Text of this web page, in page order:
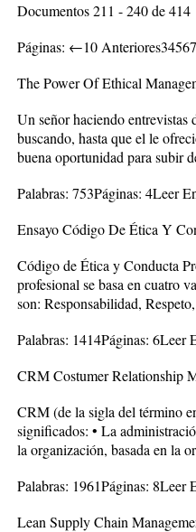
Documentos 211 - 240 de 414
Páginas: ←10
The Power Of Ethical
Un señor haciendo entrevistas
buscando, hasta que el le
buena oportunidad para subir
Palabras: 753Páginas: 4Leer
Ensayo Código De Ética Y
Código de Ética y Conducta
profesional se basa en cuatro
son: Responsabilidad,
Palabras: 1414Páginas: 6Leer
CRM Costumer Relationship
CRM (de la sigla del término
significados: • La
la organización, basada en la
Palabras: 1961Páginas: 8Leer
Lean Supply Chain